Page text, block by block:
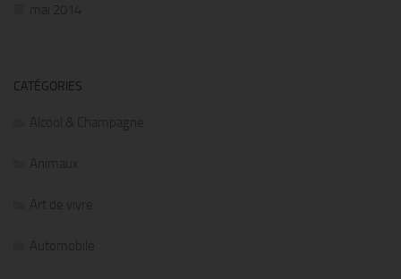
mai 2014
CATÉGORIES
Alcool & Champagne
Animaux
Art de vivre
Automobile